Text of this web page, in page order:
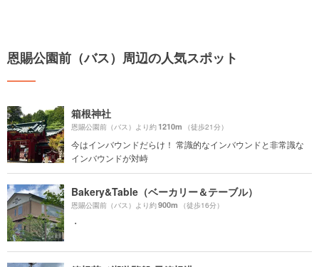
恩賜公園前（バス）周辺の人気スポット
箱根神社
恩賜公園前（バス）より約1210m （徒歩21分）
今はインバウンドだらけ！ 常識的なインバウンドと非常識な
インバウンドが対峙
Bakery&Table（ベーカリー＆テーブル）
恩賜公園前（バス）より約900m （徒歩16分）
・